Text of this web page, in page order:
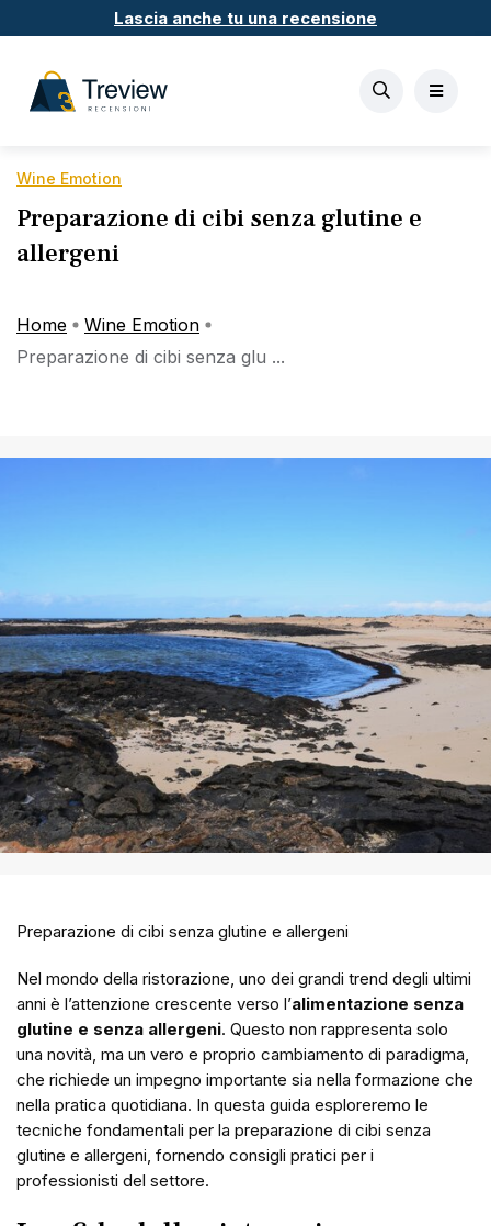
Lascia anche tu una recensione
Wine Emotion
Preparazione di cibi senza glutine e
allergeni
Home
Wine Emotion
Preparazione di cibi senza glu ...
Preparazione di cibi senza glutine e allergeni
Nel mondo della ristorazione, uno dei grandi trend degli ultimi
anni è l’attenzione crescente verso l’alimentazione senza
glutine e senza allergeni. Questo non rappresenta solo
una novità, ma un vero e proprio cambiamento di paradigma,
che richiede un impegno importante sia nella formazione che
nella pratica quotidiana. In questa guida esploreremo le
tecniche fondamentali per la preparazione di cibi senza
glutine e allergeni, fornendo consigli pratici per i
professionisti del settore.